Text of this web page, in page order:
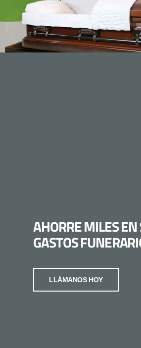
AHORRE MILES EN
GASTOS
LLÁMANOS HOY